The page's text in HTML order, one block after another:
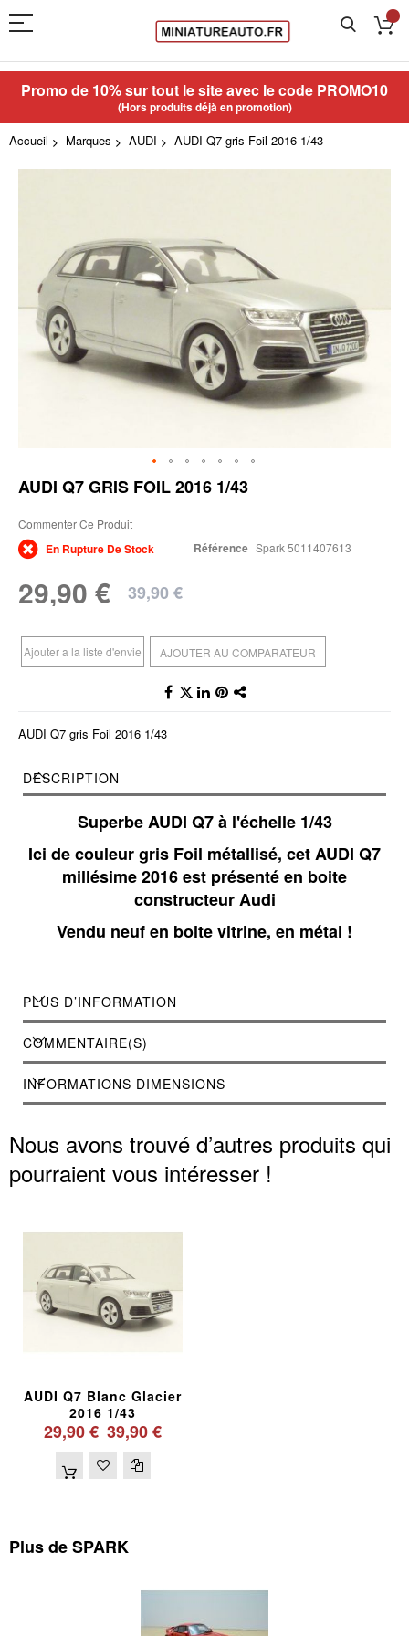
Promo de 10% sur tout le site avec le code PROMO10
(Hors produits déjà en promotion)
Accueil Marques AUDI AUDI Q7 gris Foil 2016 1/43
images
gallery
Skip
to
beginning
of
the
gallery
AUDI Q7 GRIS FOIL 2016 1/43
Commenter Ce Produit
En Rupture De Stock Référence Spark 5011407613
29,90 € 39,90 €
Ajouter a la liste d'envie AJOUTER AU COMPARATEUR
AUDI Q7 gris Foil 2016 1/43
DESCRIPTION
Superbe AUDI Q7 à l'échelle 1/43
Ici de couleur gris Foil métallisé, cet AUDI Q7
millésime 2016 est présenté en boite
constructeur Audi
Vendu neuf en boite vitrine, en métal !
PLUS D’INFORMATION
COMMENTAIRE(S)
INFORMATIONS DIMENSIONS
Nous avons trouvé d’autres produits qui
pourraient vous intéresser !
AUDI Q7 Blanc Glacier
2016 1/43
29,90 € 39,90 €
Plus de SPARK